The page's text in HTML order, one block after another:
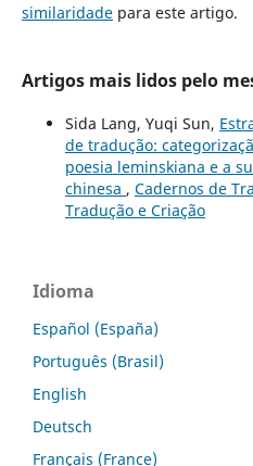
similaridadepara este artigo.
Artigos mais lidos pelo
Sida Lang, Yuqi Sun,
de tradução:
poesia leminskiana e a
chinesa , Cadernos de
Tradução e Criação
Idioma
Español (España)
Português (Brasil)
English
Deutsch
Français (France)